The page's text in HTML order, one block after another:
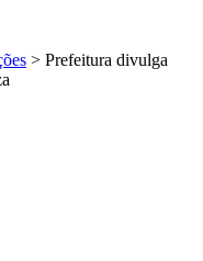
> Prefeitura divulga